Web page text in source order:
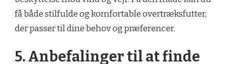
få både stilfulde og komfortable overtræksfutter,
der passer til dine behov og præferencer.
5. Anbefalinger til at finde